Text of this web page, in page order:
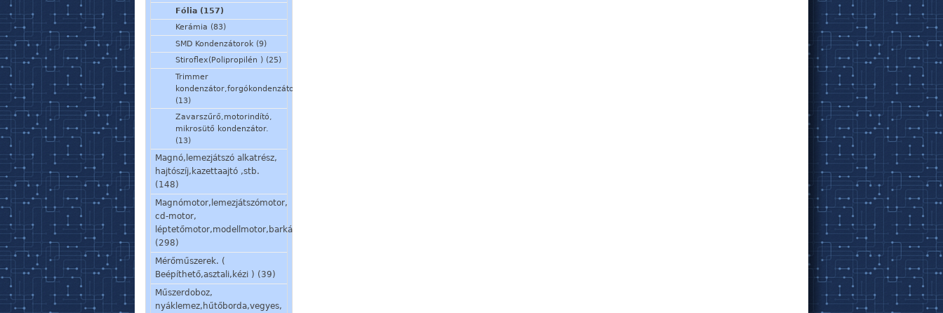
Fólia (157)
Kerámia (83)
SMD Kondenzátorok (9)
Stiroflex(Polipropilén ) (25)
Trimmer
kondenzátor,forgókondenzátor
(13)
Zavarszűrő,motorindító,
mikrosütő kondenzátor.
(13)
Magnó,lemezjátszó alkatrész,
hajtószíj,kazettaajtó ,stb.
(148)
Magnómotor,lemezjátszómotor,
cd-motor,
léptetőmotor,modellmotor,barkácsmotor.
(298)
Mérőműszerek. (
Beépíthető,asztali,kézi ) (39)
Műszerdoboz,
nyáklemez,hűtőborda,vegyes,